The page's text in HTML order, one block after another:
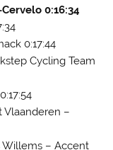
0:16:34
0:17:44
Cycling Team
Vlaanderen –
Willems – Accent